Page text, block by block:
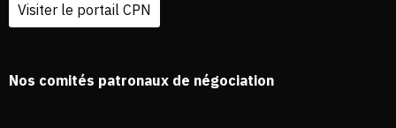
Visiter le portail CPN
Nos comités patronaux de négociation